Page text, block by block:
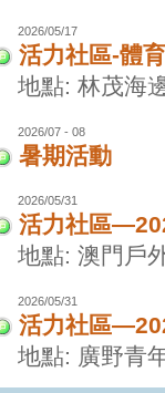
2026/05/17
活力社區-體
地點: 林茂海
2026/07 - 08
暑期活動
2026/05/31
活力社區
地點: 澳門戶
2026/05/31
活力社區
地點: 廣野青